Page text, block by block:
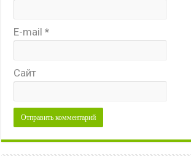
E-mail*
Сайт